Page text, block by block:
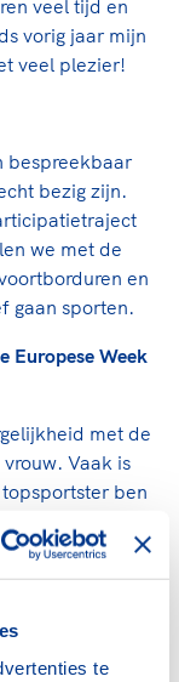
te
en online?
geeft
veel tijd en
vorig jaar mijn
veel plezier!
bespreekbaar
bezig zijn.
we met de
en
gaan sporten.
Europese Week
met de
Vaak is
ben
kunnen
De rol
rol mag ik